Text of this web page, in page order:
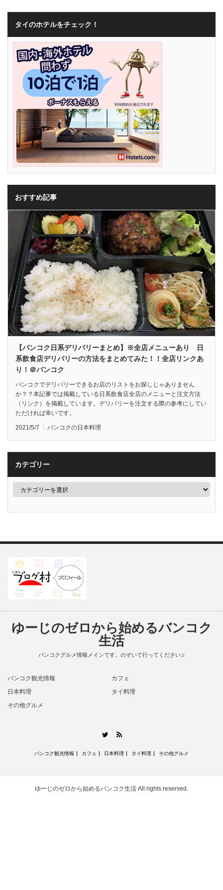
タイのホテルをチェック！
おすすめ記事
【バンコク日系デリバリーまとめ】※全店メニューあり 日
系飲食店デリバリーの方法をまとめてみた！！全店リンクあ
り！＠バンコク
バンコクでデリバリーできるお店のリストをお探しじゃありません
か？？本記事では掲載している日系飲食店全店のメニューと注文方法
（リンク）を掲載しています。デリバリーを注文する際の参考にしてい
ただければ幸いです。
2021/5/7 バンコクの日本料理
カテゴリー
ゆーじのゼロから始めるバンコク
生活
バンコクグルメ情報メインです。のぞいて行ってください♫
バンコク観光情報
カフェ
日本料理
タイ料理
その他グルメ
Twitter
バンコク観光情報 カフェ 日本料理 タイ料理 その他グルメ
ゆーじのゼロから始めるバンコク生活 All rights reserved.